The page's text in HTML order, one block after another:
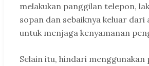
melakukan panggilan telepon,
sopan dan sebaiknya keluar dari
untuk menjaga kenyamanan
Selain itu, hindari menggunakan